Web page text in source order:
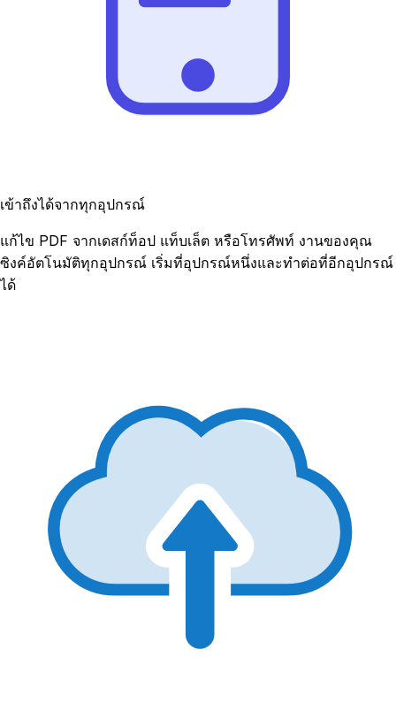
เข้าถึงได้จากทุกอุปกรณ์
แก้ไข PDF จากเดสก์ท็อป แท็บเล็ต หรือโทรศัพท์ งานของคุณ
ซิงค์อัตโนมัติทุกอุปกรณ์ เริ่มที่อุปกรณ์หนึ่งและทำต่อที่อีกอุปกรณ์
ได้